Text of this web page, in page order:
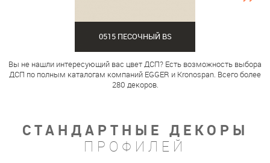
0515 ПЕСОЧНЫЙ BS
Вы не нашли интересующий вас цвет ДСП? Есть возможность выбора
ДСП по полным каталогам компаний EGGER и Kronospan. Всего более
280 декоров.
СТАНДАРТНЫЕ ДЕКОРЫ
ПРОФИЛЕЙ